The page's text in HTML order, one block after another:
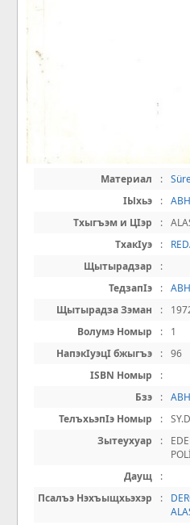
Материал :
IЫхьэ
:
Тхыгъэм и ЦIэр
:
ТхакIуэ
:
Щытырадзар
:
ТедзапIэ
:
Щытырадза Зэман
:
Волумэ Номыр
:
1
НапэкIуэцI бжыгъэ
: 96
ISBN Номыр
:
Бзэ
:
ТелъхьэпIэ Номыр
:
Зытеухуар
:
Даущ
:
Псалъэ Нэхъыщхьэхэр
: